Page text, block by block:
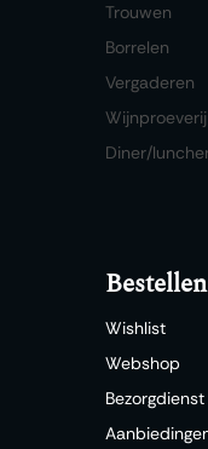
Trouwen
Borrelen
Vergaderen
Wijnproeverij
Diner/
Bestellen
Wishlist
Webshop
Bezorgdienst